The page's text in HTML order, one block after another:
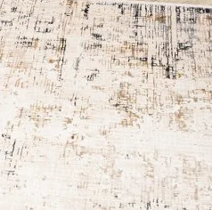
de base du site et le site ne
un utilisateur.
se souvenir des informations qui
vous vous trouvez.